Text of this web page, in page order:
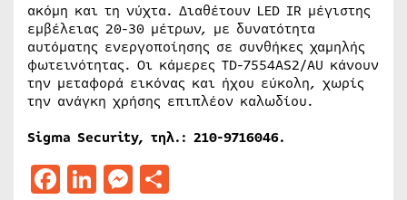
ακόμη και τη νύχτα. Διαθέτουν LED IR μέγιστης
εμβέλειας 20-30 μέτρων, με δυνατότητα
αυτόματης ενεργοποίησης σε συνθήκες χαμηλής
φωτεινότητας. Οι κάμερες TD-7554AS2/AU κάνουν
την μεταφορά εικόνας και ήχου εύκολη, χωρίς
την ανάγκη χρήσης επιπλέον καλωδίου.
Sigma Security, τηλ.: 210-9716046.
Facebook
LinkedIn
Messenger